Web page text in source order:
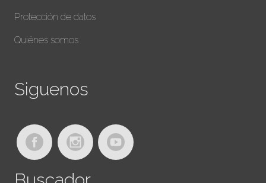
Protección de datos
Quiénes somos
Siguenos